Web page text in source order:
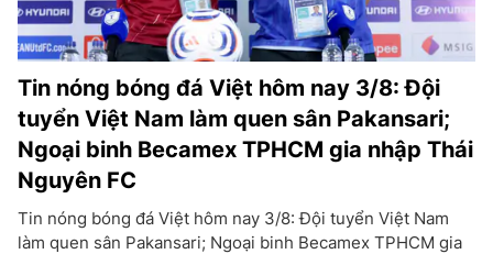
Tin nóng bóng đá Việt hôm nay 3/8: Đội
tuyển Việt Nam làm quen sân Pakansari;
Ngoại binh Becamex TPHCM gia nhập Thái
Nguyên FC
Tin nóng bóng đá Việt hôm nay 3/8: Đội tuyển Việt Nam
làm quen sân Pakansari; Ngoại binh Becamex TPHCM gia